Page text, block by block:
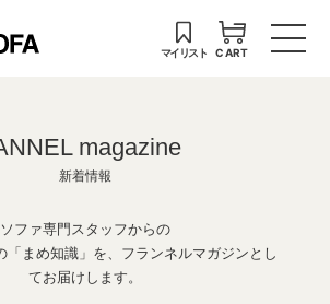
マイリスト CART
magazine
新着情報
ソファ専門スタッフからの
「まめ知識」を、フランネルマガジンとし
てお届けします。